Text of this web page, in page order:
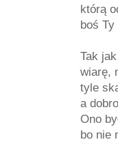
którą
boś Ty
Tak
wiarę,
tyle
a
Ono
bo nie